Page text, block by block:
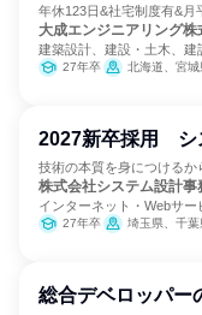
年休123日&社宅制度有&月
大成エンジニアリング株
建築設計、建設・土木、建
27年卒 北海道、宮城県、千葉県、東京都、神奈川県、新潟県、福井県、
2027新卒採用 シ
技術の本質を身につける
株式会社システム設計事
インターネット・Webサ
27年卒 埼玉県、千葉県、東
総合デベロッパー